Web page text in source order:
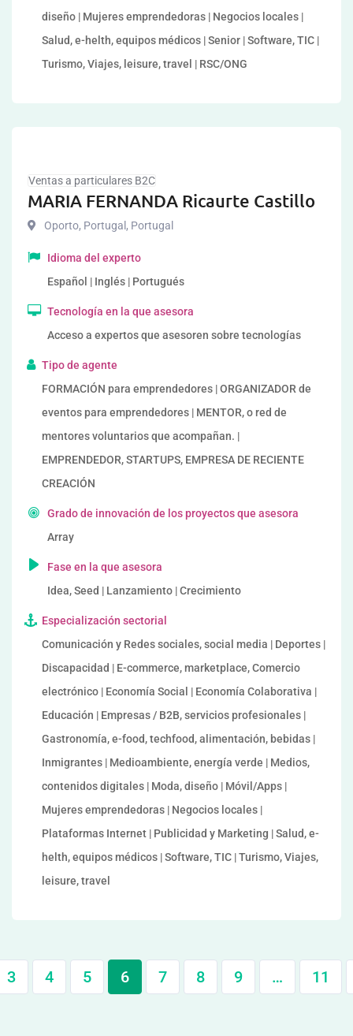
diseño | Mujeres emprendedoras | Negocios locales |
Salud, e-helth, equipos médicos | Senior | Software, TIC |
Turismo, Viajes, leisure, travel | RSC/ONG
Ventas a particulares B2C
MARIA FERNANDA Ricaurte Castillo
Oporto, Portugal , Portugal
Idioma del experto
Español | Inglés | Portugués
Tecnología en la que asesora
Acceso a expertos que asesoren sobre tecnologías
Tipo de agente
FORMACIÓN para emprendedores | ORGANIZADOR de
eventos para emprendedores | MENTOR, o red de
mentores voluntarios que acompañan. |
EMPRENDEDOR, STARTUPS, EMPRESA DE RECIENTE
CREACIÓN
Grado de innovación de los proyectos que asesora
Array
Fase en la que asesora
Idea, Seed | Lanzamiento | Crecimiento
Especialización sectorial
Comunicación y Redes sociales, social media | Deportes |
Discapacidad | E-commerce, marketplace, Comercio
electrónico | Economía Social | Economía Colaborativa |
Educación | Empresas / B2B, servicios profesionales |
Gastronomía, e-food, techfood, alimentación, bebidas |
Inmigrantes | Medioambiente, energía verde | Medios,
contenidos digitales | Moda, diseño | Móvil/Apps |
Mujeres emprendedoras | Negocios locales |
Plataformas Internet | Publicidad y Marketing | Salud, e-
helth, equipos médicos | Software, TIC | Turismo, Viajes,
leisure, travel
3 4 5 6 7 8 9 … 11